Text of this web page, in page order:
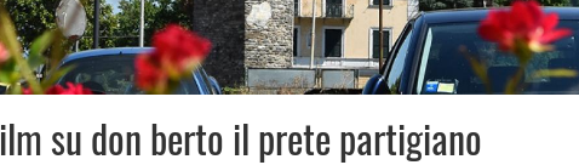
su don berto il prete partigiano